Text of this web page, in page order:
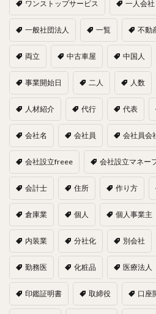
ワンストップサービス 一人会社
一般社団法人 一覧 不動
両立 中古車屋 中国人
事業開始日 二人 人数
人材紹介 代行 代表
会社名 会社員 会社員会
会社設立freee 会社設立マネー
会計士 住所 作り方
倉庫業 個人 個人事業主
内装業 分社化 別会社
勤務医 化粧品 医療法人
印鑑証明書 取締役 口座